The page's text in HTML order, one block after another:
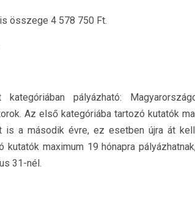
összege 4 578 750 Ft.
pályázható:
Az első kategóriába tartozó kutatók
is a második évre, ez esetben újra át
maximum 19 hónapra
31-nél.